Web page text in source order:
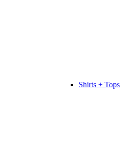
Shirts + Tops